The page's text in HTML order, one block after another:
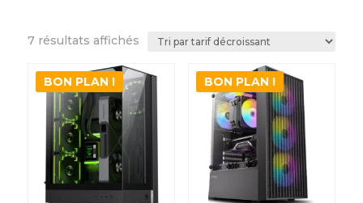
7 résultats affichésTrié
prix
décroissant
BON PLAN ! BON PLAN !